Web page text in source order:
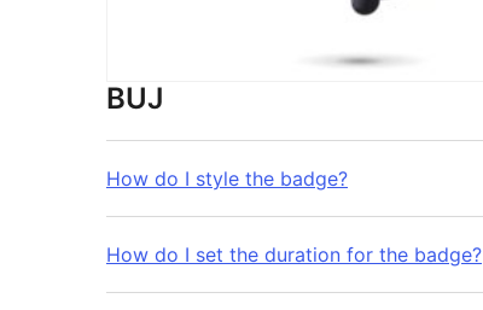
BUJ
How do I style the badge?
How do I set the duration for the badge?